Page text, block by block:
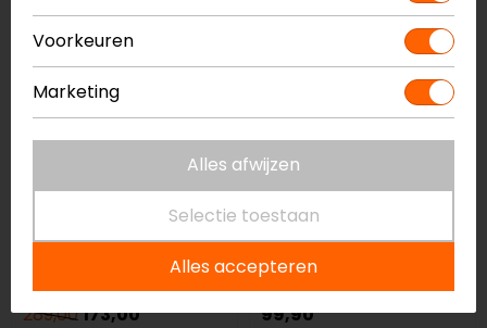
op=op
Motorjas
289,00173,00
Modeka
Clarke Motorjas
99,90
Voorkeuren
Marketing
Alles afwijzen
Selectie toestaan
Alles accepteren